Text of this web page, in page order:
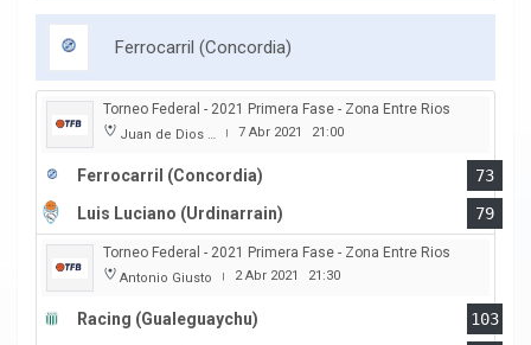
Ferrocarril (Concordia)
Torneo Federal - 2021 Primera Fase - Zona Entre Rios
Juan de Dios Obregon | 7 Abr 2021 21:00
Ferrocarril (Concordia)
73
Luis Luciano (Urdinarrain)
79
Torneo Federal - 2021 Primera Fase - Zona Entre Rios
Antonio Giusto | 2 Abr 2021 21:30
Racing (Gualeguaychu)
103